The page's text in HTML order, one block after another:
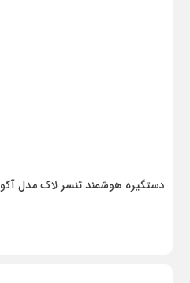
دستگیره هوشمند تنسر لاک مدل آکو